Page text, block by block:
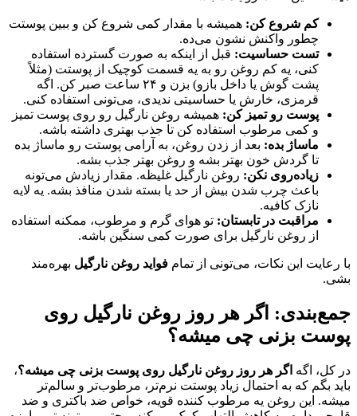
کم شروع کن: همیشه با مقدار کمی شروع کن و ببین پوستت
چطور واکنش نشون می‌ده.
تست حساسیت: قبل از اینکه به صورت گسترده استفاده
کنی، یه کم روغن رو به یه قسمت کوچیک از پوستت (مثلاً
پشت گوش یا داخل بازو) بزن و ۲۴ ساعت صبر کن. اگه
قرمزی، خارش یا حساسیتی ندیدی، می‌تونی استفاده کنی.
پوست رو تمیز کن: همیشه روغن نارگیل رو روی پوست تمیز
و کمی مرطوب استفاده کن تا جذب بهتری داشته باشه.
ماساژ بده: بعد از زدن روغن، به آرامی پوستت رو ماساژ بده
تا گردش خون بهتر بشه و روغن بهتر جذب بشه.
زیاده‌روی نکن: روغن نارگیل غلیظه. مقدار زیادش می‌تونه
باعث چرب شدن بیش از حد یا بسته شدن منافذ بشه. یه لایه
نازک کافیه.
مراقبت در تابستان: تو هوای گرم و مرطوب، ممکنه استفاده
از روغن نارگیل برای صورت کمی سنگین باشه.
با رعایت این نکات، می‌تونی از تمام فواید روغن نارگیل بهره‌مند
بشی.
جمع‌بندی: اگر هر روز روغن نارگیل روی
پوست بزنی چی میشه؟
در کل، اگه اگر هر روز روغن نارگیل روی پوست بزنی چی میشه؟،
باید بگم که به احتمال زیاد پوستت نرم‌تر، مرطوب‌تر و سالم‌تر
میشه. این روغن یه مرطوب کننده قویه، خواص ضد باکتری و ضد